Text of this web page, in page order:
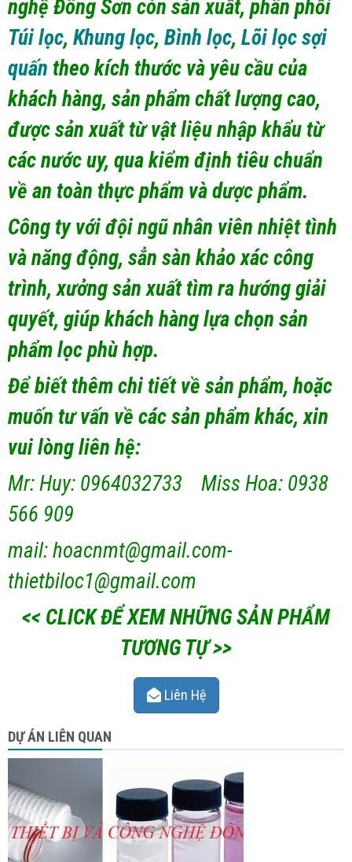
nghệ Đông Sơn còn sản xuất, phân phối
Túi lọc, Khung lọc, Bình lọc, Lõi lọc sợi
quấn theo kích thước và yêu cầu của
khách hàng, sản phẩm chất lượng cao,
được sản xuất từ vật liệu nhập khẩu từ
các nước uy, qua kiểm định tiêu chuẩn
về an toàn thực phẩm và dược phẩm.
Công ty với đội ngũ nhân viên nhiệt tình
và năng động, sẳn sàn khảo xác công
trình, xưởng sản xuất tìm ra hướng giải
quyết, giúp khách hàng lựa chọn sản
phẩm lọc phù hợp.
Để biết thêm chi tiết về sản phẩm, hoặc
muốn tư vấn về các sản phẩm khác, xin
vui lòng liên hệ:
Mr: Huy: 0964032733 Miss Hoa: 0938
566 909
mail: hoacnmt@gmail.com-
thietbiloc1@gmail.com
<< CLICK ĐỂ XEM NHỮNG SẢN PHẨM
TƯƠNG TỰ >>
Liên Hệ
DỰ ÁN LIÊN QUAN